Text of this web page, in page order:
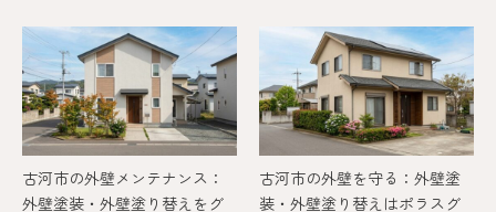
古河市の外壁メンテナンス：
外壁塗装・外壁塗り替えをグ
古河市の外壁を守る：外壁塗
装・外壁塗り替えはポラスグ